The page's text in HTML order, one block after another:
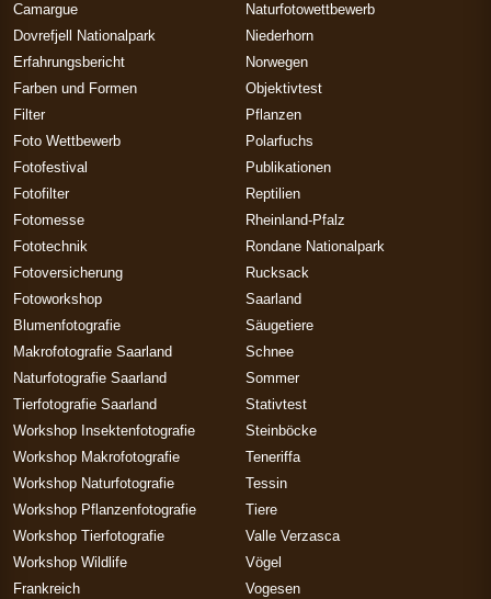
Camargue
Dovrefjell Nationalpark
Erfahrungsbericht
Farben und Formen
Filter
Foto Wettbewerb
Fotofestival
Fotofilter
Fotomesse
Fototechnik
Fotoversicherung
Fotoworkshop
Blumenfotografie
Makrofotografie Saarland
Naturfotografie Saarland
Tierfotografie Saarland
Workshop Insektenfotografie
Workshop Makrofotografie
Workshop Naturfotografie
Workshop Pflanzenfotografie
Workshop Tierfotografie
Workshop Wildlife
Frankreich
Naturfotowettbewerb
Niederhorn
Norwegen
Objektivtest
Pflanzen
Polarfuchs
Publikationen
Reptilien
Rheinland-Pfalz
Rondane Nationalpark
Rucksack
Saarland
Säugetiere
Schnee
Sommer
Stativtest
Steinböcke
Teneriffa
Tessin
Tiere
Valle Verzasca
Vögel
Vogesen